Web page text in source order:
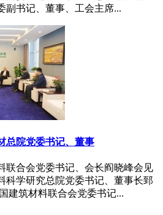
副书记、董事、工会主席...
总院党委书记、董事
联合会党委书记、会长阎晓峰会见
科学研究总院党委书记、董事长郅
建筑材料联合会党委书记...